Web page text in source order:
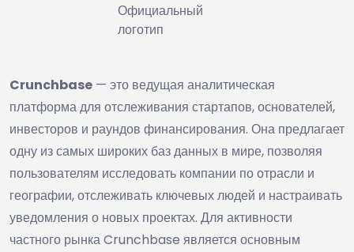
Официальный
логотип
Crunchbase — это ведущая аналитическая
платформа для отслеживания стартапов, основателей,
инвесторов и раундов финансирования. Она предлагает
одну из самых широких баз данных в мире, позволяя
пользователям исследовать компании по отрасли и
географии, отслеживать ключевых людей и настраивать
уведомления о новых проектах. Для активности
частного рынка Crunchbase является основным